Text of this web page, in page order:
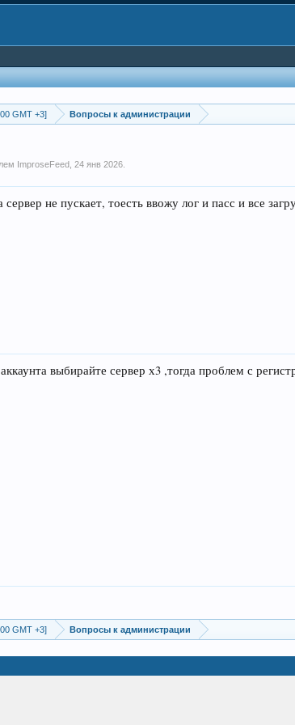
GMT +3] Вопросы к администрации
ImproseFeed ,24 янв 2026
сервер не пускает, тоесть ввожу лог и пасс и все
выбирайте сервер х3 ,тогда проблем с
GMT +3] Вопросы к администрации